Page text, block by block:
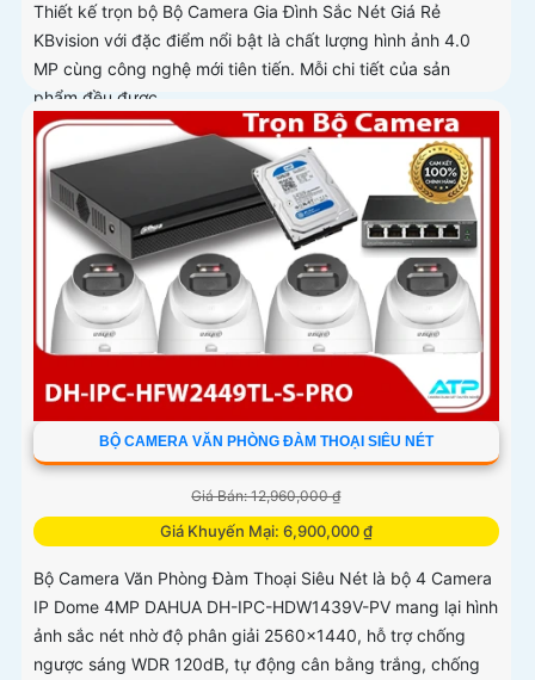
Thiết kế trọn bộ Bộ Camera Gia Đình Sắc Nét Giá Rẻ
KBvision với đặc điểm nổi bật là chất lượng hình ảnh 4.0
MP cùng công nghệ mới tiên tiến. Mỗi chi tiết của sản
phẩm đều được...
BỘ CAMERA VĂN PHÒNG ĐÀM THOẠI SIÊU NÉT
Giá Bán: 12,960,000 ₫
Giá Khuyến Mại: 6,900,000 ₫
Bộ Camera Văn Phòng Đàm Thoại Siêu Nét là bộ 4 Camera
IP Dome 4MP DAHUA DH-IPC-HDW1439V-PV mang lại hình
ảnh sắc nét nhờ độ phân giải 2560×1440, hỗ trợ chống
ngược sáng WDR 120dB, tự động cân bằng trắng, chống